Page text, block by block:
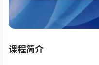
课程简介